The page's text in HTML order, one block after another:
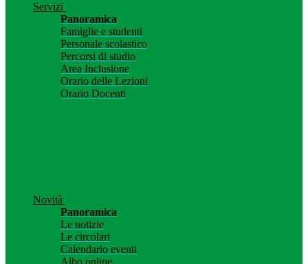
Servizi
Panoramica
Famiglie e studenti
Personale scolastico
Percorsi di studio
Area Inclusione
Orario delle Lezioni
Orario Docenti
Novità
Panoramica
Le notizie
Le circolari
Calendario eventi